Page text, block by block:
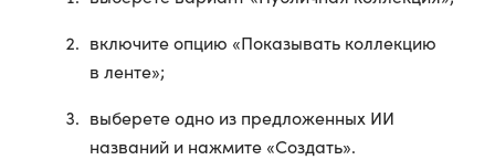
включите опцию «Показывать коллекцию
в ленте»;
выберете одно из предложенных ИИ
названий и нажмите «Создать».